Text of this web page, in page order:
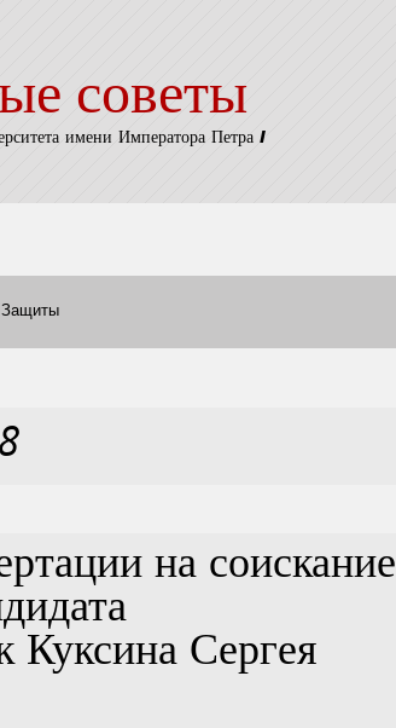
советы
имени Императора Петра I
Защиты
на соискание
Куксина Сергея